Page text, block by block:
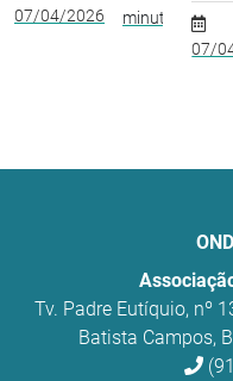
07/04/2026
minuto
07/
Tv. Padre Eutíquio, nº
Batista Campos,